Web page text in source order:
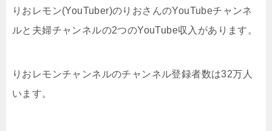
りおレモン(YouTuber)のりおさんのYouTubeチャンネ
ルと夫婦チャンネルの2つのYouTube収入があります。
りおレモンチャンネルのチャンネル登録者数は32万人
います。